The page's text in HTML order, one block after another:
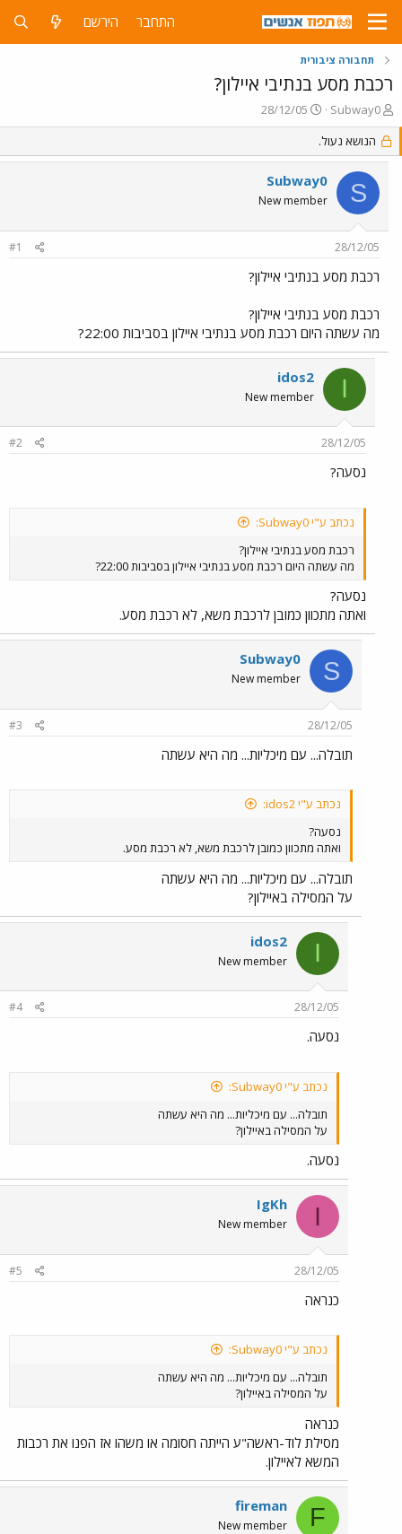
התחבר הירשם
תחבורה ציבורית
רכבת מסע בנתיבי איילון?
פ
ו
ת
ח
נ
Subway0
פ
ו
ס
ב
ת
ך
28/12/05
הנושא נעול.
S
Subway0
New member
28/12/05
#1
רכבת מסע בנתיבי איילון?
רכבת מסע בנתיבי איילון?
מה עשתה היום רכבת מסע בנתיבי איילון בסביבות 22:00?
I
idos2
New member
28/12/05
#2
נסעה?
נכתב ע"י Subway0:
רכבת מסע בנתיבי איילון?
מה עשתה היום רכבת מסע בנתיבי איילון בסביבות 22:00?
נסעה?
ואתה מתכוון כמובן לרכבת משא, לא רכבת מסע.
S
Subway0
New member
28/12/05
#3
תובלה... עם מיכליות... מה היא עשתה
נכתב ע"י idos2:
נסעה?
ואתה מתכוון כמובן לרכבת משא, לא רכבת מסע.
תובלה... עם מיכליות... מה היא עשתה
על המסילה באיילון?
I
idos2
New member
28/12/05
#4
נסעה.
נכתב ע"י Subway0:
תובלה... עם מיכליות... מה היא עשתה
על המסילה באיילון?
נסעה.
I
IgKh
New member
28/12/05
#5
כנראה
נכתב ע"י Subway0:
תובלה... עם מיכליות... מה היא עשתה
על המסילה באיילון?
כנראה
מסילת לוד-ראשה"ע הייתה חסומה או משהו אז הפנו את רכבות
המשא לאיילון.
F
fireman
New member